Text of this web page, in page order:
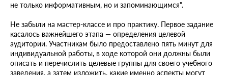
не только информативным, но и запоминающимся".
Не забыли на мастер-классе и про практику. Первое задание
касалось важнейшего этапа — определения целевой
аудитории. Участникам было предоставлено пять минут для
индивидуальной работы, в ходе которой они должны были
описать и перечислить целевые группы для своего учебного
заведения, а затем изложить, какие именно аспекты могут